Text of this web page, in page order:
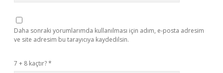
Daha sonraki yorumlarımda kullanılması için adım, e-posta adresim
ve site adresim bu tarayıcıya kaydedilsin.
7 + 8 kaçtır?*